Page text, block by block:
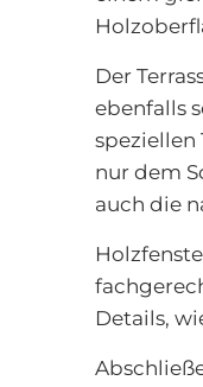
Der
ebenfalls
speziellen
nur dem
auch die
Details,